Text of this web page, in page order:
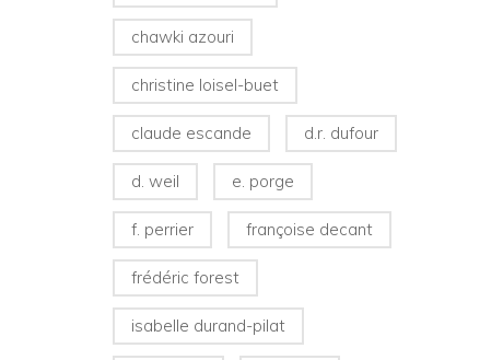
chawki azouri
christine loisel-buet
claude escande d.r. dufour
d. weil e. porge
f. perrier françoise decant
frédéric forest
isabelle durand-pilat